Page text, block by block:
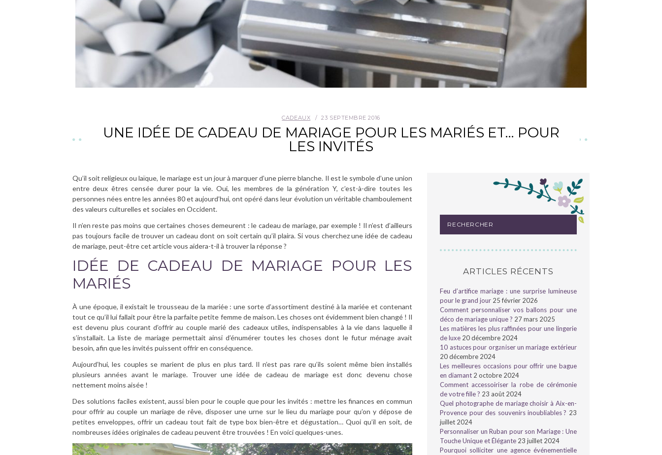
CADEAUX 23 SEPTEMBRE 2016
UNE IDÉE DE CADEAU DE MARIAGE POUR LES MARIÉS ET… POUR
LES INVITÉS
Qu’il soit religieux ou laïque, le mariage est un jour à marquer d’une pierre blanche. Il est le symbole d’une union
entre deux êtres censée durer pour la vie. Oui, les membres de la génération Y, c’est-à-dire toutes les
personnes nées entre les années 80 et aujourd’hui, ont opéré dans leur évolution un véritable chamboulement
des valeurs culturelles et sociales en Occident.
Il n’en reste pas moins que certaines choses demeurent : le cadeau de mariage, par exemple ! Il n’est d’ailleurs
pas toujours facile de trouver un cadeau dont on soit certain qu’il plaira. Si vous cherchez une idée de cadeau
de mariage, peut-être cet article vous aidera-t-il à trouver la réponse ?
IDÉE DE CADEAU DE MARIAGE POUR LES
MARIÉS
À une époque, il existait le trousseau de la mariée : une sorte d’assortiment destiné à la mariée et contenant
tout ce qu’il lui fallait pour être la parfaite petite femme de maison. Les choses ont évidemment bien changé ! Il
est devenu plus courant d’offrir au couple marié des cadeaux utiles, indispensables à la vie dans laquelle il
s’installait. La liste de mariage permettait ainsi d’énumérer toutes les choses dont le futur ménage avait
besoin, afin que les invités puissent offrir en conséquence.
Aujourd’hui, les couples se marient de plus en plus tard. Il n’est pas rare qu’ils soient même bien installés
plusieurs années avant le mariage. Trouver une idée de cadeau de mariage est donc devenu chose
nettement moins aisée !
Des solutions faciles existent, aussi bien pour le couple que pour les invités : mettre les finances en commun
pour offrir au couple un mariage de rêve, disposer une urne sur le lieu du mariage pour qu’on y dépose de
petites enveloppes, offrir un cadeau tout fait de type box bien-être et dégustation… Quoi qu’il en soit, de
nombreuses idées originales de cadeau peuvent être trouvées ! En voici quelques-unes.
ARTICLES RÉCENTS
Feu d’artifice mariage : une surprise lumineuse
pour le grand jour 25 février 2026
Comment personnaliser vos ballons pour une
déco de mariage unique ? 27 mars 2025
Les matières les plus raffinées pour une lingerie
de luxe 20 décembre 2024
10 astuces pour organiser un mariage extérieur
20 décembre 2024
Les meilleures occasions pour offrir une bague
en diamant 2 octobre 2024
Comment accessoiriser la robe de cérémonie
de votre fille ? 23 août 2024
Quel photographe de mariage choisir à Aix-en-
Provence pour des souvenirs inoubliables ? 23
juillet 2024
Personnaliser un Ruban pour son Mariage : Une
Touche Unique et Élégante 23 juillet 2024
Pourquoi solliciter une agence événementielle